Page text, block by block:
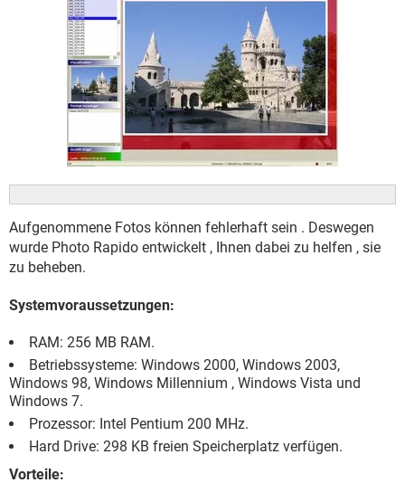
FACEBOOK HARDWARE
Aufgenommene Fotos können fehlerhaft sein . Deswegen
wurde Photo Rapido entwickelt , Ihnen dabei zu helfen , sie
zu beheben.
Systemvoraussetzungen:
RAM: 256 MB RAM.
Betriebssysteme: Windows 2000, Windows 2003,
Windows 98, Windows Millennium , Windows Vista und
Windows 7.
Prozessor: Intel Pentium 200 MHz.
Hard Drive: 298 KB freien Speicherplatz verfügen.
Vorteile: